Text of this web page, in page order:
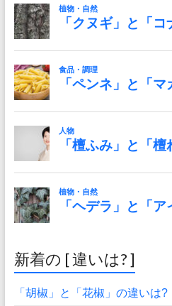
新着の [ 違いは? ]
「胡椒」と「花椒」の違いは?